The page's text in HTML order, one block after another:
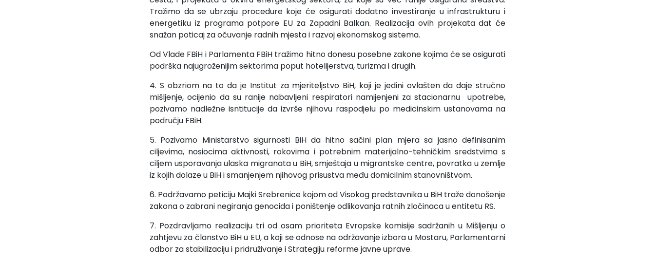
Tražimo da se ubrzaju procedure koje će osigurati dodatno investiranje u infrastrukturu i
energetiku iz programa potpore EU za Zapadni Balkan. Realizacija ovih projekata dat će
snažan poticaj za očuvanje radnih mjesta i razvoj ekonomskog sistema.
Od Vlade FBiH i Parlamenta FBiH tražimo hitno donesu posebne zakone kojima će se osigurati
podrška najugroženijim sektorima poput hotelijerstva, turizma i drugih.
4. S obzriom na to da je Institut za mjeriteljstvo BiH, koji je jedini ovlašten da daje stručno
mišljenje, ocijenio da su ranije nabavljeni respiratori namijenjeni za stacionarnu upotrebe,
pozivamo nadležne isntitucije da izvrše njihovu raspodjelu po medicinskim ustanovama na
području FBiH.
5. Pozivamo Ministarstvo sigurnosti BiH da hitno sačini plan mjera sa jasno definisanim
ciljevima, nosiocima aktivnosti, rokovima i potrebnim materijalno-tehničkim sredstvima s
ciljem usporavanja ulaska migranata u BiH, smještaja u migrantske centre, povratka u zemlje
iz kojih dolaze u BiH i smanjenjem njihovog prisustva među domicilnim stanovništvom.
6. Podržavamo peticiju Majki Srebrenice kojom od Visokog predstavnika u BiH traže donošenje
zakona o zabrani negiranja genocida i poništenje odlikovanja ratnih zločinaca u entitetu RS.
7. Pozdravljamo realizaciju tri od osam prioriteta Evropske komisije sadržanih u Mišljenju o
zahtjevu za članstvo BiH u EU, a koji se odnose na održavanje izbora u Mostaru, Parlamentarni
odbor za stabilizaciju i pridruživanje i Strategiju reforme javne uprave.